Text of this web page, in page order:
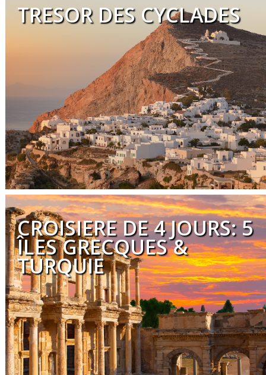
TRESOR DES CYCLADES
CROISIERE DE 4 JOURS: 5
ÎLES GRECQUES &
TURQUIE